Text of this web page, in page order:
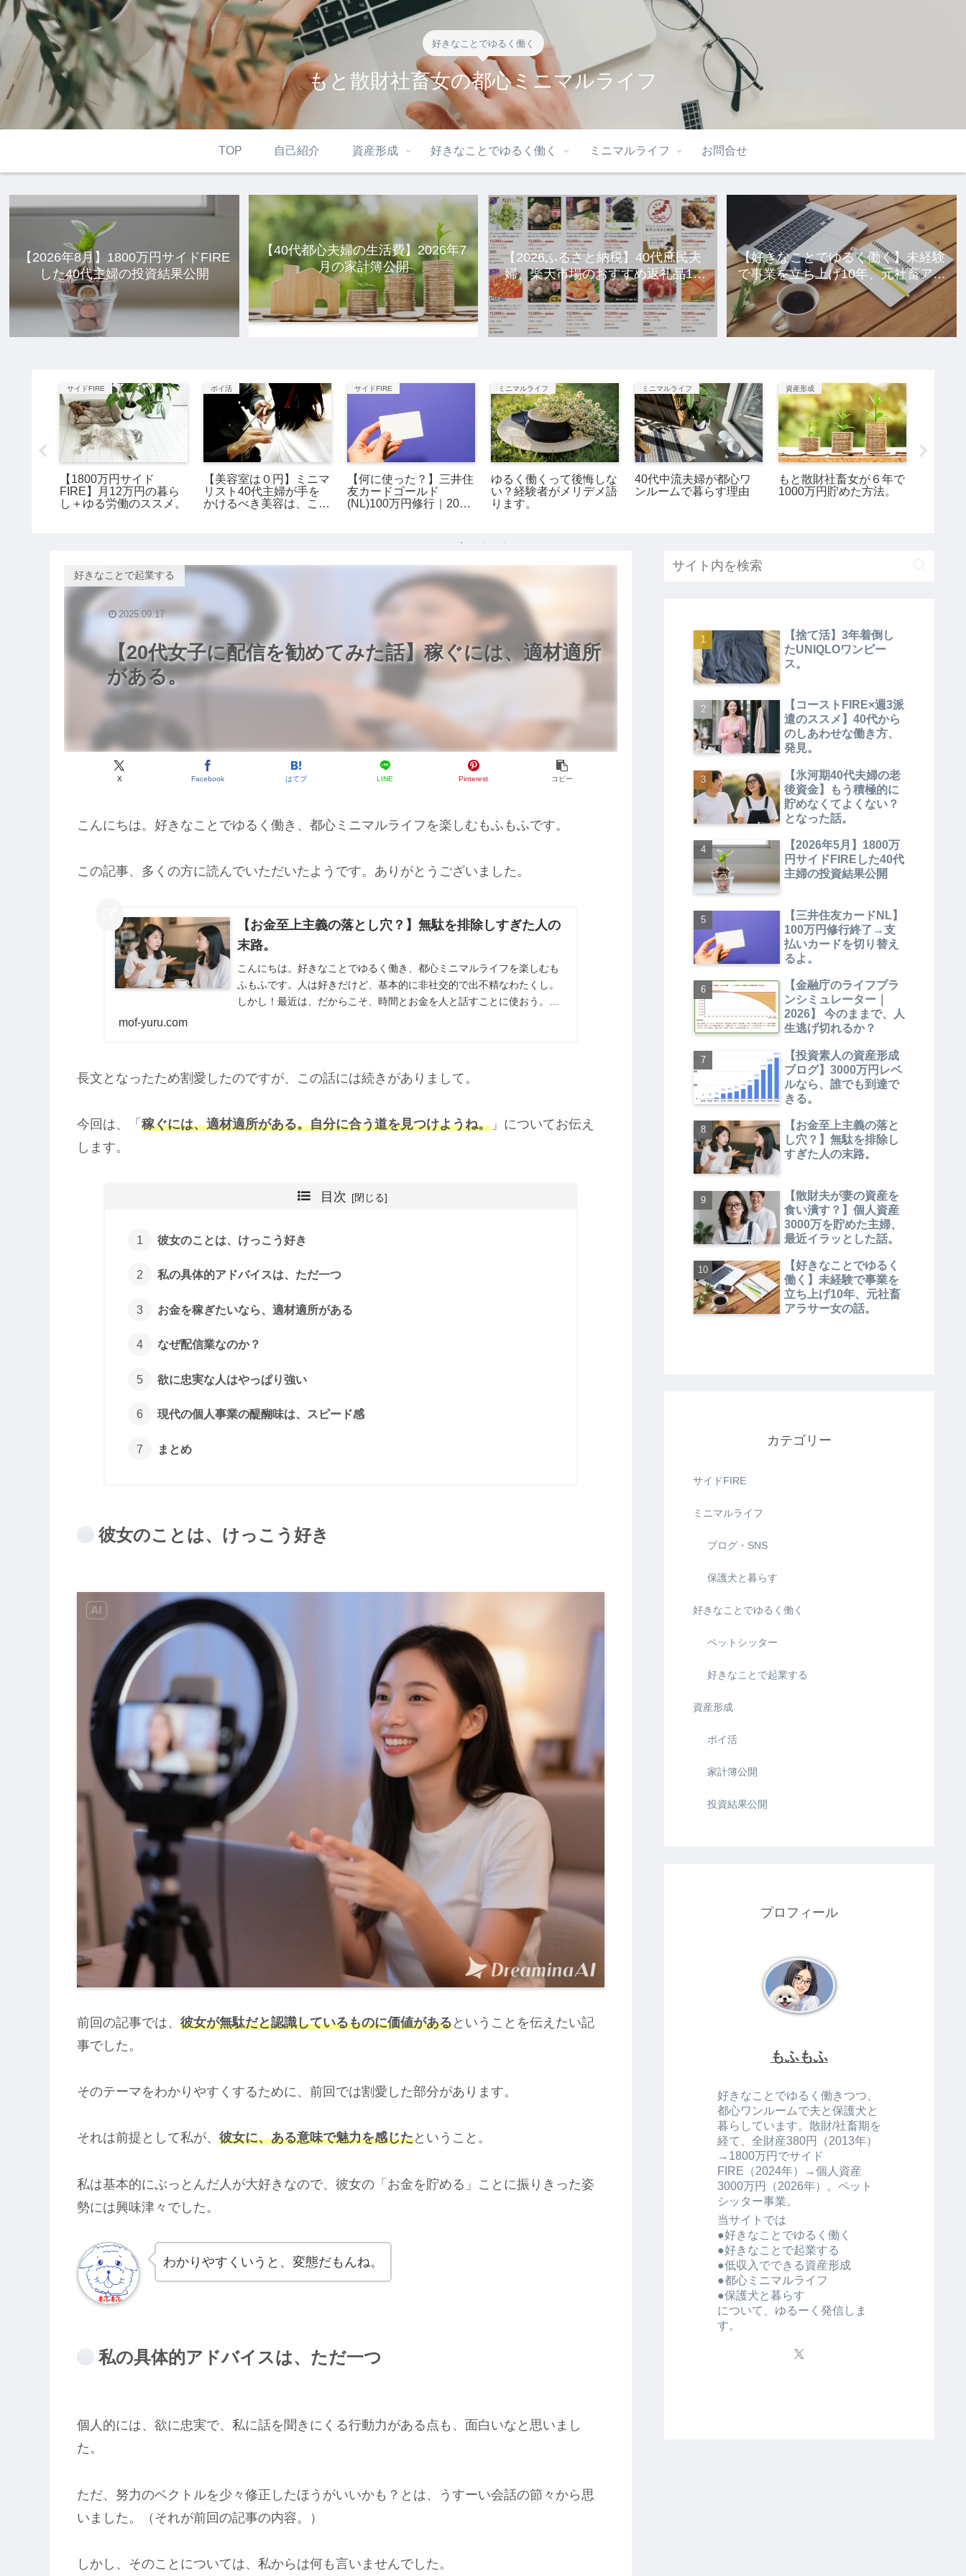
好きなことでゆるく働く
もと散財社畜女の都心ミニマルライフ
TOP 自己紹介 資産形成 好きなことでゆるく働く ミニマルライフ お問合せ
【2026年8月】1800万円サイドFIRE
した40代主婦の投資結果公開
【40代都心夫婦の生活費】2026年7
月の家計簿公開
【2026ふるさと納税】40代庶民夫
婦、楽天市場のおすすめ返礼品10
選。
【好きなことでゆるく働く】未経験
で事業を立ち上げ10年、元社畜アラ
サー女の話。
サイドFIRE
【1800万円サイド
FIRE】月12万円の暮ら
し＋ゆる労働のススメ。
ポイ活
【美容室は０円】ミニマ
リスト40代主婦が手を
かけるべき美容は、この
サイドFIRE
【何に使った？】三井住
友カードゴールド
(NL)100万円修行｜2023
ミニマルライフ
ゆるく働くって後悔しな
い？経験者がメリデメ語
ります。
ミニマルライフ
40代中流夫婦が都心ワ
ンルームで暮らす理由
資産形成
もと散財社畜女が６年で
1000万円貯めた方法。
【20代女子に配信を勧めてみた話】稼ぐには、適材適所
がある。
好きなことで起業する
X Facebook はてブ LINE Pinterest コピー
2025.09.17
こんにちは。好きなことでゆるく働き、都心ミニマルライフを楽しむもふもふです。
この記事、多くの方に読んでいただいたようです。ありがとうございました。
【お金至上主義の落とし穴？】無駄を排除しすぎた人の
末路。
こんにちは。好きなことでゆるく働き、都心ミニマルライフを楽しむも
ふもふです。人は好きだけど、基本的に非社交的で出不精なわたくし。
しかし！最近は、だからこそ、時間とお金を人と話すことに使おう。と
mof-yuru.com
長文となったため割愛したのですが、この話には続きがありまして。
今回は、「 稼ぐには、適材適所がある。自分に合う道を見つけようね。 」についてお伝え
します。
目次
彼女のことは、けっこう好き
私の具体的アドバイスは、ただ一つ
お金を稼ぎたいなら、適材適所がある
なぜ配信業なのか？
欲に忠実な人はやっぱり強い
現代の個人事業の醍醐味は、スピード感
まとめ
彼女のことは、けっこう好き
前回の記事では、 彼女が無駄だと認識しているものに価値があるということを伝えたい記
事でした。
そのテーマをわかりやすくするために、前回では割愛した部分があります。
それは前提として私が、 彼女に、ある意味で魅力を感じたということ。
私は基本的にぶっとんだ人が大好きなので、彼女の「お金を貯める」ことに振りきった姿
勢には興味津々でした。
わかりやすくいうと、変態だもんね。
私の具体的アドバイスは、ただ一つ
個人的には、欲に忠実で、私に話を聞きにくる行動力がある点も、面白いなと思いまし
た。
ただ、努力のベクトルを少々修正したほうがいいかも？とは、うすーい会話の節々から思
いました。（それが前回の記事の内容。）
しかし、そのことについては、私からは何も言いませんでした。
【捨て活】3年着倒し
たUNIQLOワンピー
ス。
【コーストFIRE×週3派
遣のススメ】40代から
のしあわせな働き方、
発見。
【氷河期40代夫婦の老
後資金】もう積極的に
貯めなくてよくない？
となった話。
【2026年5月】1800万
円サイドFIREした40代
主婦の投資結果公開
【三井住友カードNL】
100万円修行終了→支
払いカードを切り替え
るよ。
【金融庁のライフプラ
ンシミュレーター｜
2026】 今のままで、人
生逃げ切れるか？
【投資素人の資産形成
ブログ】3000万円レベ
ルなら、誰でも到達で
きる。
【お金至上主義の落と
し穴？】無駄を排除し
すぎた人の末路。
【散財夫が妻の資産を
食い潰す？】個人資産
3000万を貯めた主婦、
最近イラッとした話。
【好きなことでゆるく
働く】未経験で事業を
立ち上げ10年、元社畜
アラサー女の話。
カテゴリー
サイドFIRE
ミニマルライフ
ブログ・SNS
保護犬と暮らす
好きなことでゆるく働く
ペットシッター
好きなことで起業する
資産形成
ポイ活
家計簿公開
投資結果公開
プロフィール
もふもふ
好きなことでゆるく働きつつ、
都心ワンルームで夫と保護犬と
暮らしています。散財/社畜期を
経て、全財産380円（2013年）
→1800万円でサイド
FIRE（2024年）→個人資産
3000万円（2026年）。ペット
シッター事業。
当サイトでは
●好きなことでゆるく働く
●好きなことで起業する
●低収入でできる資産形成
●都心ミニマルライフ
●保護犬と暮らす
について、ゆるーく発信しま
す。